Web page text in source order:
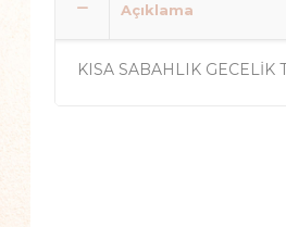
Açıklama
KISA SABAHLIK GECELİK